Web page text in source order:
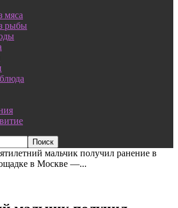
мяса
рыбы
мальчик получил ранение в
в Москве —...